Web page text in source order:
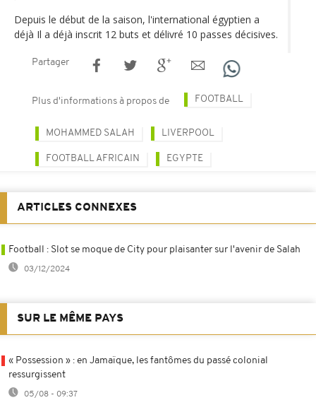
Depuis le début de la saison, l'international égyptien a
déjà Il a déjà inscrit 12 buts et délivré 10 passes décisives.
Partager
Plus d'informations à propos de FOOTBALL
MOHAMMED SALAH LIVERPOOL
FOOTBALL AFRICAIN EGYPTE
ARTICLES CONNEXES
Football : Slot se moque de City pour plaisanter sur l'avenir de Salah
03/12/2024
SUR LE MÊME PAYS
« Possession » : en Jamaïque, les fantômes du passé colonial
ressurgissent
05/08 - 09:37